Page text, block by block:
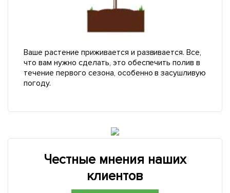
Ваше растение приживается и развивается. Все,
что вам нужно сделать, это обеспечить полив в
течение первого сезона, особенно в засушливую
погоду.
Честные мнения наших
клиентов